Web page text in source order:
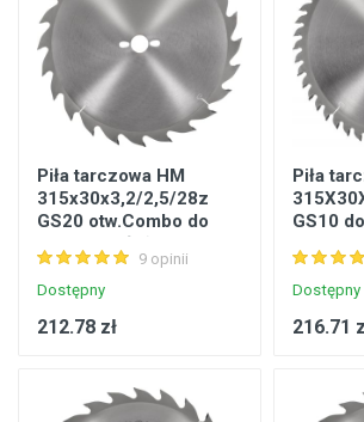
Piła tarczowa HM
315x30x3,2/2,5/28z
GS20 otw.Combo do
cięcia wzdłużnego
drewna
9 opinii
Dostępny
212.78 zł
Piła
GS10
litego
Dostępny
216.71